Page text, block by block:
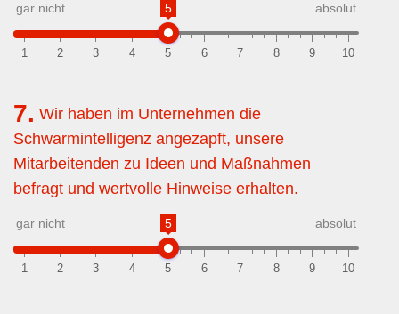
5
1 2 3 4 5 6 7 8 9 10
gar nicht absolut
7. Wir haben im Unternehmen die
Schwarmintelligenz angezapft, unsere
Mitarbeitenden zu Ideen und Maßnahmen
befragt und wertvolle Hinweise erhalten.
5
1 2 3 4 5 6 7 8 9 10
gar nicht absolut